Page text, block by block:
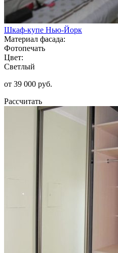
Шкаф-купе Нью-Йорк
Материал фасада:
Фотопечать
Цвет:
Светлый
от 39 000 руб.
Рассчитать